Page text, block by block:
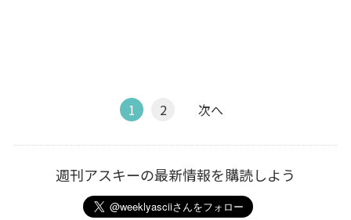
1 2 次へ
週刊アスキーの最新情報を購読しよう